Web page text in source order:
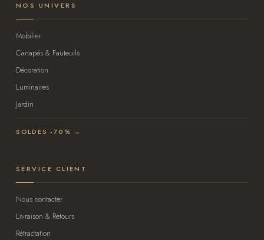
NOS UNIVERS
Mobilier
Canapés & Fauteuils
Décoration
Luminaires
Jardin
SOLDES -70% →
SERVICE CLIENT
Nous contacter
Livraison & Retours
Rétractation